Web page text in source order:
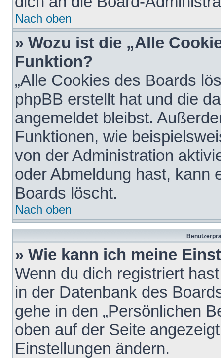
Nach oben
» Wozu ist die „Alle
Funktion?
„Alle Cookies des Boards
phpBB erstellt hat und die
angemeldet bleibst.
Funktionen, wie
von der Administration
oder Abmeldung hast, kann
Boards löscht.
Nach oben
» Wie kann ich meine
Wenn du dich registriert
in der Datenbank des
gehe in den „Persönlichen
oben auf der Seite
Einstellungen ändern.